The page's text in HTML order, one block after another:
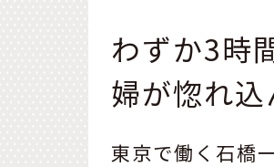
わずか3時
婦が惚れ
東京で働く石橋